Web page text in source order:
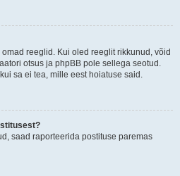
reeglid. Kui oled reeglit rikkunud, võid
otsus ja phpBB pole sellega seotud.
sa ei tea, mille eest hoiatuse said.
saad raporteerida postituse paremas